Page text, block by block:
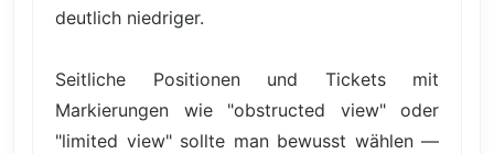
deutlich niedriger.
Seitliche Positionen und Tickets mit
Markierungen wie "obstructed view" oder
"limited view" sollte man bewusst wählen —